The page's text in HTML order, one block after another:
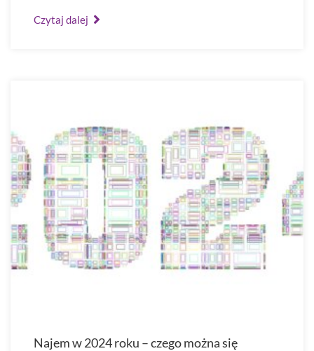
Czytaj dalej
Najem w 2024 roku – czego można się